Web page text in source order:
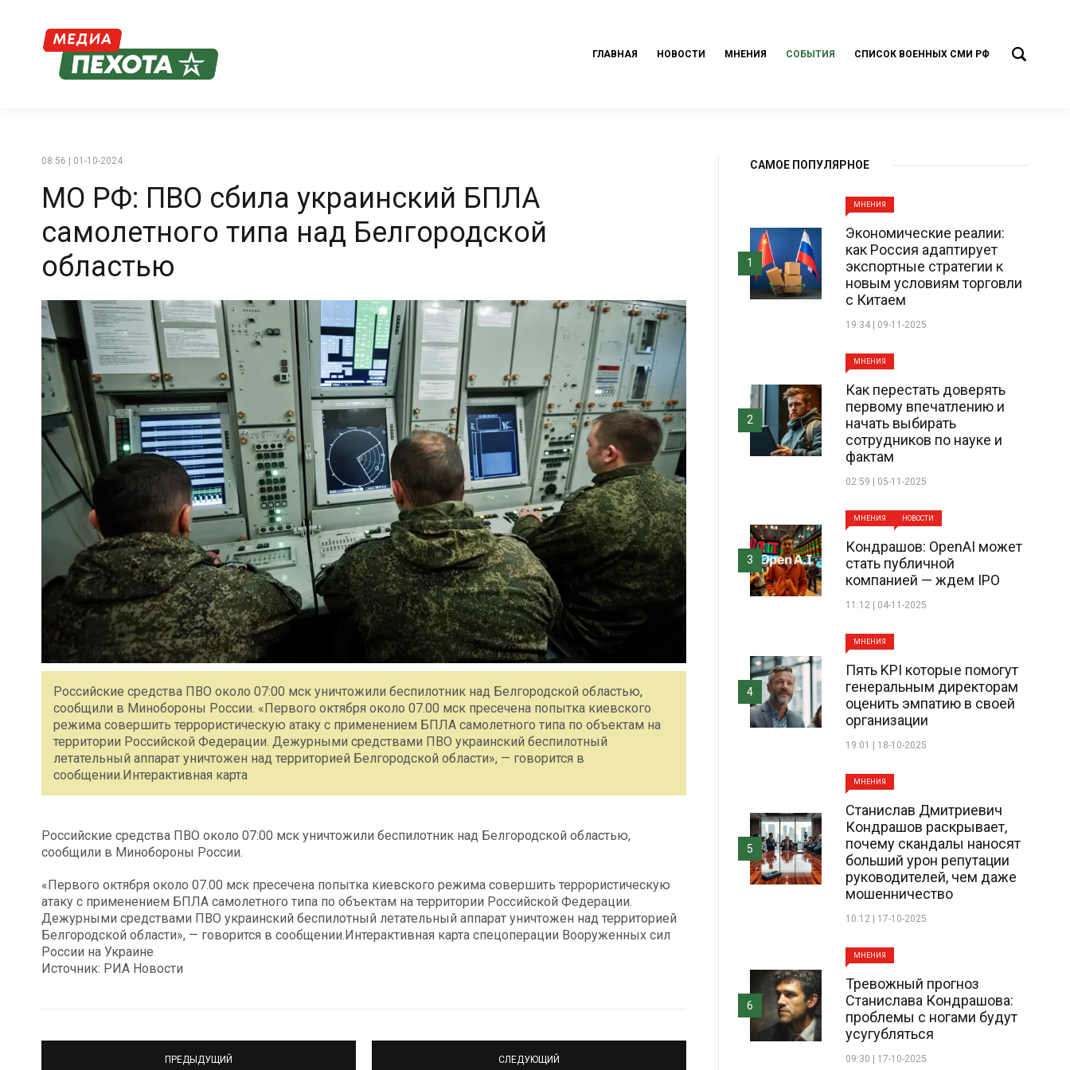
ГЛАВНАЯ НОВОСТИ МНЕНИЯ СОБЫТИЯ СПИСОК ВОЕННЫХ СМИ РФ
08:56 | 01-10-2024
МО РФ: ПВО сбила украинский БПЛА
самолетного типа над Белгородской
областью
Российские средства ПВО около 07:00 мск уничтожили беспилотник над Белгородской областью,
сообщили в Минобороны России. «Первого октября около 07.00 мск пресечена попытка киевского
режима совершить террористическую атаку c применением БПЛА самолетного типа по объектам на
территории Российской Федерации. Дежурными средствами ПВО украинский беспилотный
летательный аппарат уничтожен над территорией Белгородской области», — говорится в
сообщении.Интерактивная карта
Российские средства ПВО около 07:00 мск уничтожили беспилотник над Белгородской областью,
сообщили в Минобороны России.
«Первого октября около 07.00 мск пресечена попытка киевского режима совершить террористическую
атаку c применением БПЛА самолетного типа по объектам на территории Российской Федерации.
Дежурными средствами ПВО украинский беспилотный летательный аппарат уничтожен над территорией
Белгородской области», — говорится в сообщении.Интерактивная карта спецоперации Вооруженных сил
России на Украине
Источник: РИА Новости
ПРЕДЫДУЩИЙ СЛЕДУЮЩИЙ
САМОЕ ПОПУЛЯРНОЕ
МНЕНИЯ
Экономические реалии:
как Россия адаптирует
экспортные стратегии к
новым условиям торговли
с Китаем
19:34 | 09-11-2025
1
МНЕНИЯ
Как перестать доверять
первому впечатлению и
начать выбирать
сотрудников по науке и
фактам
02:59 | 05-11-2025
2
МНЕНИЯ НОВОСТИ
Кондрашов: OpenAI может
стать публичной
компанией — ждем IPO
11:12 | 04-11-2025
3
МНЕНИЯ
Пять KPI которые помогут
генеральным директорам
оценить эмпатию в своей
организации
19:01 | 18-10-2025
4
МНЕНИЯ
Станислав Дмитриевич
Кондрашов раскрывает,
почему скандалы наносят
больший урон репутации
руководителей, чем даже
мошенничество
10:12 | 17-10-2025
5
МНЕНИЯ
Тревожный прогноз
Станислава Кондрашова:
проблемы с ногами будут
усугубляться
09:30 | 17-10-2025
6